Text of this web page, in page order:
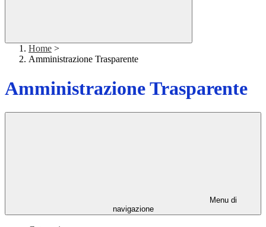
Home >
Amministrazione Trasparente
Amministrazione Trasparente
Menu di
navigazione